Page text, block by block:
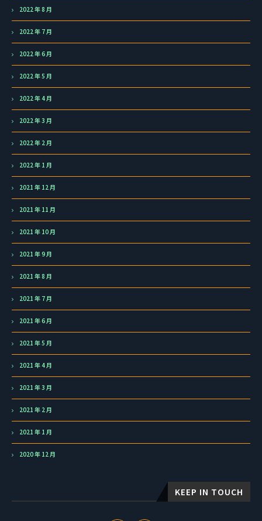
2022 年 8 月
2022 年 7 月
2022 年 6 月
2022 年 5 月
2022 年 4 月
2022 年 3 月
2022 年 2 月
2022 年 1 月
2021 年 12 月
2021 年 11 月
2021 年 10 月
2021 年 9 月
2021 年 8 月
2021 年 7 月
2021 年 6 月
2021 年 5 月
2021 年 4 月
2021 年 3 月
2021 年 2 月
2021 年 1 月
2020 年 12 月
KEEP IN TOUCH